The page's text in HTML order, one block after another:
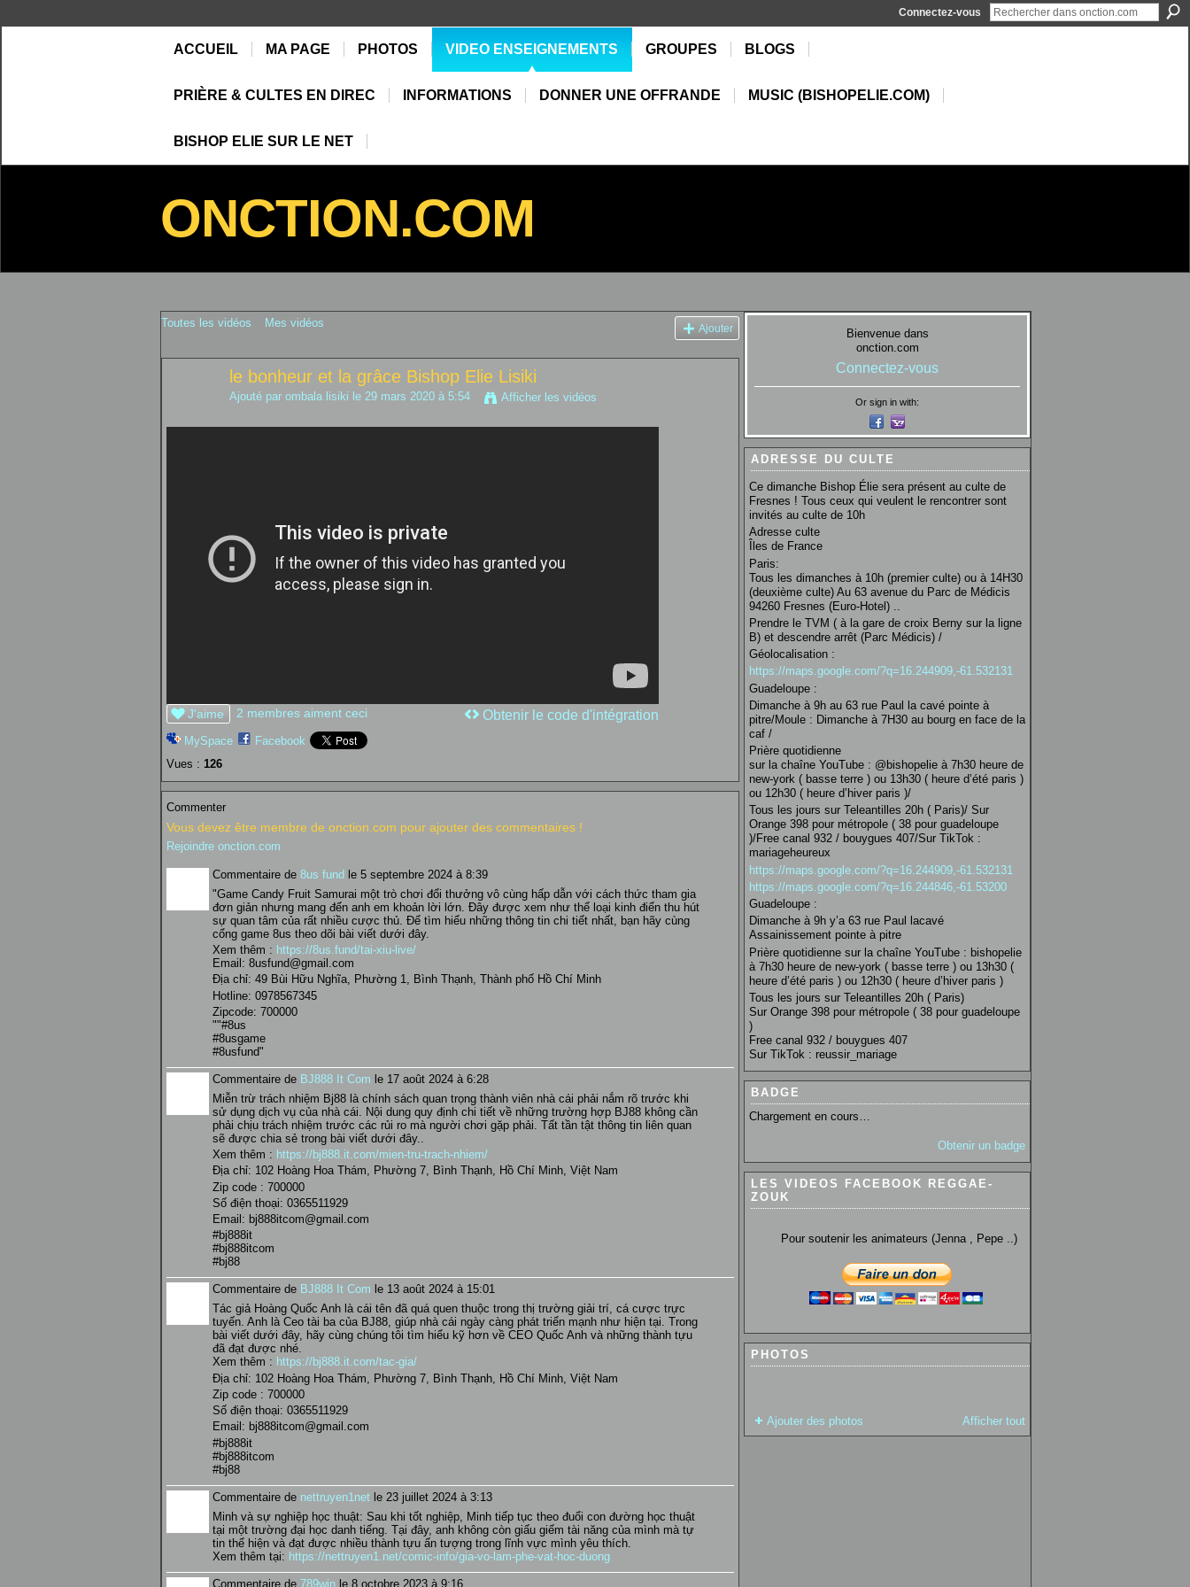
Connectez-vous
ACCUEIL MA PAGE PHOTOS VIDEO ENSEIGNEMENTS GROUPES BLOGS
PRIÈRE & CULTES EN DIREC INFORMATIONS DONNER UNE OFFRANDE MUSIC (BISHOPELIE.COM)
BISHOP ELIE SUR LE NET
ONCTION.COM
Toutes les vidéos Mes vidéos Ajouter
le bonheur et la grâce Bishop Elie Lisiki
Ajouté par ombala lisiki le 29 mars 2020 à 5:54 Afficher les vidéos
J'aime 2 membres aiment ceci
MySpace
Facebook
Vues : 126
Obtenir le code d'intégration
Commenter
Vous devez être membre de onction.com pour ajouter des commentaires !
Rejoindre onction.com
Commentaire de 8us fund le 5 septembre 2024 à 8:39
"Game Candy Fruit Samurai một trò chơi đổi thưởng vô cùng hấp dẫn với cách thức tham gia
đơn giản nhưng mang đến anh em khoản lời lớn. Đây được xem như thể loại kinh điển thu hút
sự quan tâm của rất nhiều cược thủ. Để tìm hiểu những thông tin chi tiết nhất, bạn hãy cùng
cổng game 8us theo dõi bài viết dưới đây.
Xem thêm : https://8us.fund/tai-xiu-live/
Email: 8usfund@gmail.com
Địa chỉ: 49 Bùi Hữu Nghĩa, Phường 1, Bình Thạnh, Thành phố Hồ Chí Minh
Hotline: 0978567345
Zipcode: 700000
""#8us
#8usgame
#8usfund"
Commentaire de BJ888 It Com le 17 août 2024 à 6:28
Miễn trừ trách nhiệm Bj88 là chính sách quan trọng thành viên nhà cái phải nắm rõ trước khi
sử dụng dịch vụ của nhà cái. Nội dung quy định chi tiết về những trường hợp BJ88 không cần
phải chịu trách nhiệm trước các rủi ro mà người chơi gặp phải. Tất tần tật thông tin liên quan
sẽ được chia sẻ trong bài viết dưới đây..
Xem thêm : https://bj888.it.com/mien-tru-trach-nhiem/
Địa chỉ: 102 Hoàng Hoa Thám, Phường 7, Bình Thạnh, Hồ Chí Minh, Việt Nam
Zip code : 700000
Số điện thoại: 0365511929
Email: bj888itcom@gmail.com
#bj888it
#bj888itcom
#bj88
Commentaire de BJ888 It Com le 13 août 2024 à 15:01
Tác giả Hoàng Quốc Anh là cái tên đã quá quen thuộc trong thị trường giải trí, cá cược trực
tuyến. Anh là Ceo tài ba của BJ88, giúp nhà cái ngày càng phát triển mạnh như hiện tại. Trong
bài viết dưới đây, hãy cùng chúng tôi tìm hiểu kỹ hơn về CEO Quốc Anh và những thành tựu
đã đạt được nhé.
Xem thêm : https://bj888.it.com/tac-gia/
Địa chỉ: 102 Hoàng Hoa Thám, Phường 7, Bình Thạnh, Hồ Chí Minh, Việt Nam
Zip code : 700000
Số điện thoại: 0365511929
Email: bj888itcom@gmail.com
#bj888it
#bj888itcom
#bj88
Commentaire de nettruyen1net le 23 juillet 2024 à 3:13
Minh và sự nghiệp học thuật: Sau khi tốt nghiệp, Minh tiếp tục theo đuổi con đường học thuật
tại một trường đại học danh tiếng. Tại đây, anh không còn giấu giếm tài năng của mình mà tự
tin thể hiện và đạt được nhiều thành tựu ấn tượng trong lĩnh vực mình yêu thích.
Xem thêm tại: https://nettruyen1.net/comic-info/gia-vo-lam-phe-vat-hoc-duong
Commentaire de 789win le 8 octobre 2023 à 9:16
Bienvenue dans
onction.com
Connectez-vous
Or sign in with:
ADRESSE DU CULTE
Ce dimanche Bishop Élie sera présent au culte de
Fresnes ! Tous ceux qui veulent le rencontrer sont
invités au culte de 10h
Adresse culte
Îles de France
Paris:
Tous les dimanches à 10h (premier culte) ou à 14H30
(deuxième culte) Au 63 avenue du Parc de Médicis
94260 Fresnes (Euro-Hotel) ..
Prendre le TVM ( à la gare de croix Berny sur la ligne
B) et descendre arrêt (Parc Médicis) /
Géolocalisation :
https://maps.google.com/?q=16.244909,-61.532131
Guadeloupe :
Dimanche à 9h au 63 rue Paul la cavé pointe à
pitre/Moule : Dimanche à 7H30 au bourg en face de la
caf /
Prière quotidienne
sur la chaîne YouTube : @bishopelie à 7h30 heure de
new-york ( basse terre ) ou 13h30 ( heure d’été paris )
ou 12h30 ( heure d’hiver paris )/
Tous les jours sur Teleantilles 20h ( Paris)/ Sur
Orange 398 pour métropole ( 38 pour guadeloupe
)/Free canal 932 / bouygues 407/Sur TikTok :
mariageheureux
https://maps.google.com/?q=16.244909,-61.532131
https://maps.google.com/?q=16.244846,-61.53200
Guadeloupe :
Dimanche à 9h y’a 63 rue Paul lacavé
Assainissement pointe à pitre
Prière quotidienne sur la chaîne YouTube : bishopelie
à 7h30 heure de new-york ( basse terre ) ou 13h30 (
heure d’été paris ) ou 12h30 ( heure d’hiver paris )
Tous les jours sur Teleantilles 20h ( Paris)
Sur Orange 398 pour métropole ( 38 pour guadeloupe
)
Free canal 932 / bouygues 407
Sur TikTok : reussir_mariage
BADGE
Chargement en cours…
Obtenir un badge
LES VIDEOS FACEBOOK REGGAE-
ZOUK
Pour soutenir les animateurs (Jenna , Pepe ..)
PHOTOS
Ajouter des photos Afficher tout